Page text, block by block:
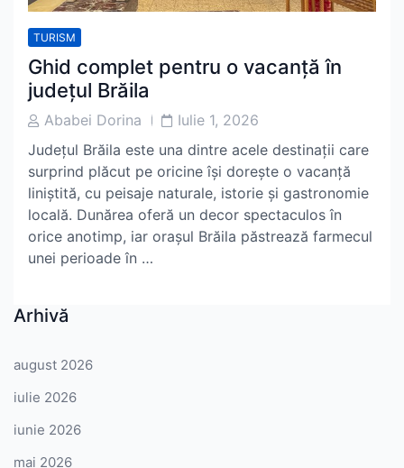
TURISM
Ghid complet pentru o vacanță în
județul Brăila
PostAbabei Dorina
PostIulie 1, 2026
Județul Brăila este una dintre acele destinații care
surprind plăcut pe oricine își dorește o vacanță
liniștită, cu peisaje naturale, istorie și gastronomie
locală. Dunărea oferă un decor spectaculos în
orice anotimp, iar orașul Brăila păstrează farmecul
unei perioade în …
Arhivă
august 2026
iulie 2026
iunie 2026
mai 2026